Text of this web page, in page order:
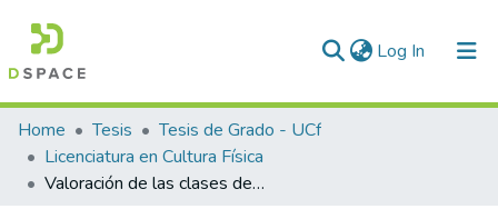
Log In (current)
Communities & Collections
All of DSpace
Home Tesis
Tesis de Grado - UCf
Licenciatura en Cultura Física
Valoración de las clases de Educación Física impartidas durante la Práctica Laboral Investigativa I